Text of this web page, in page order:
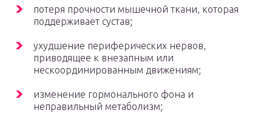
потеря прочности мышечной ткани, которая
поддерживает сустав;
ухудшение периферических нервов,
приводящее к внезапным или
нескоординированным движениям;
изменение гормонального фона и
неправильный метаболизм;